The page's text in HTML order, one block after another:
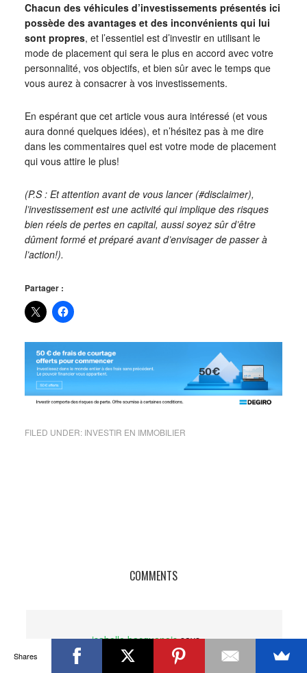
Chacun des véhicules d’investissements présentés ici
possède des avantages et des inconvénients qui lui
sont propres, et l’essentiel est d’investir en utilisant le
mode de placement qui sera le plus en accord avec votre
personnalité, vos objectifs, et bien sûr avec le temps que
vous aurez à consacrer à vos investissements.
En espérant que cet article vous aura intéressé (et vous
aura donné quelques idées), et n’hésitez pas à me dire
dans les commentaires quel est votre mode de placement
qui vous attire le plus!
(P.S : Et attention avant de vous lancer (#disclaimer),
l’investissement est une activité qui implique des risques
bien réels de pertes en capital, aussi soyez sûr d’être
dûment formé et préparé avant d’envisager de passer à
l’action!).
Partager :
FILED UNDER: INVESTIR EN IMMOBILIER
COMMENTS
isabelle bacquenois says
18 novembre 2018 at 4:12 PM
Shares